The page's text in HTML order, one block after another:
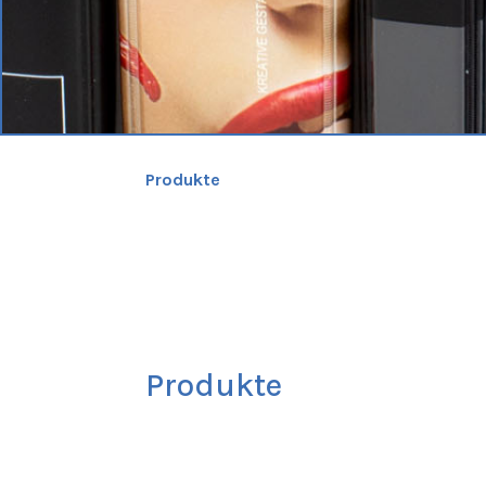
Produkte
Produkte